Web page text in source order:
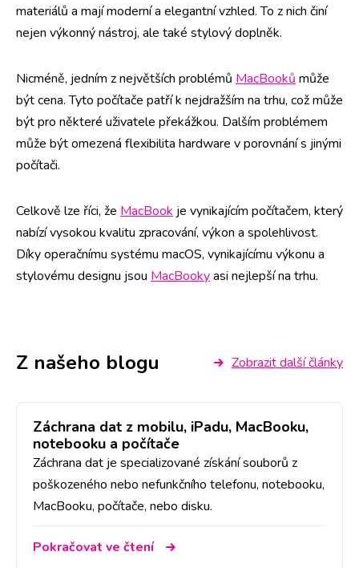
materiálů a mají moderní a elegantní vzhled. To z nich činí
nejen výkonný nástroj, ale také stylový doplněk.
Nicméně, jedním z největších problémů MacBookůmůže
být cena. Tyto počítače patří k nejdražším na trhu, což může
být pro některé uživatele překážkou. Dalším problémem
může být omezená flexibilita hardware v porovnání s jinými
počítači.
Celkově lze říci, že MacBookje vynikajícím počítačem, který
nabízí vysokou kvalitu zpracování, výkon a spolehlivost.
Díky operačnímu systému macOS, vynikajícímu výkonu a
stylovému designu jsou MacBookyasi nejlepší na trhu.
Z našeho blogu Zobrazit další články
Záchrana dat z mobilu, iPadu, MacBooku,
notebooku a počítače
Záchrana dat je specializované získání souborů z
poškozeného nebo nefunkčního telefonu, notebooku,
MacBooku, počítače, nebo disku.
Pokračovat ve čtení